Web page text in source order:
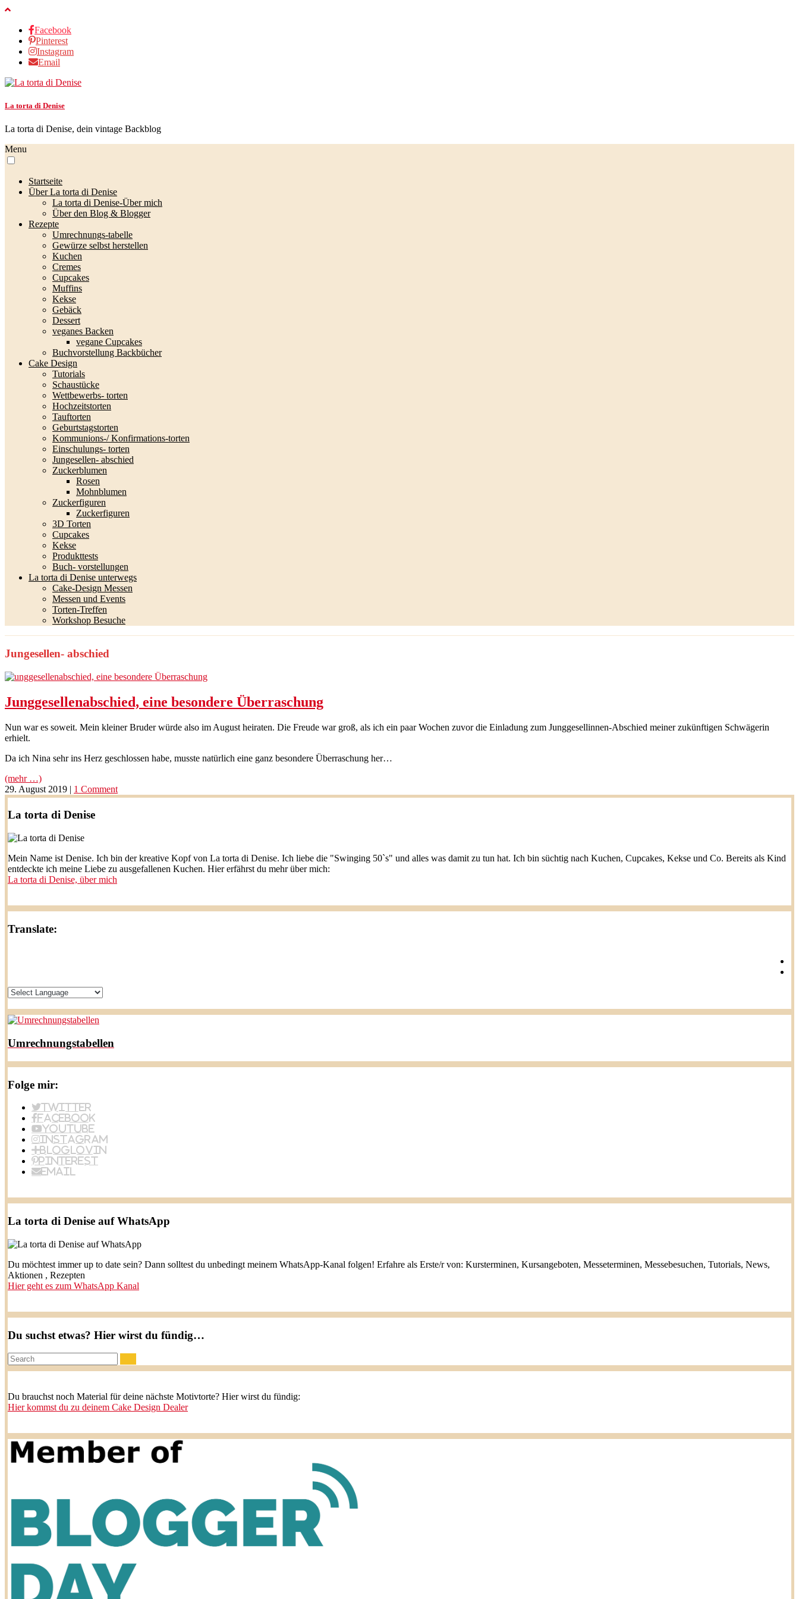
Facebook
Pinterest
Instagram
Email
La torta di Denise
La torta di Denise, dein vintage Backblog
Menu
Startseite
Über La torta di Denise
La torta di Denise-Über mich
Über den Blog & Blogger
Rezepte
Umrechnungs-tabelle
Gewürze selbst herstellen
Kuchen
Cremes
Cupcakes
Muffins
Kekse
Gebäck
Dessert
veganes Backen
vegane Cupcakes
Buchvorstellung Backbücher
Cake Design
Tutorials
Schaustücke
Wettbewerbs- torten
Hochzeitstorten
Tauftorten
Geburtstagstorten
Kommunions-/ Konfirmations-torten
Einschulungs- torten
Jungesellen- abschied
Zuckerblumen
Rosen
Mohnblumen
Zuckerfiguren
Zuckerfiguren
3D Torten
Cupcakes
Kekse
Produkttests
Buch- vorstellungen
La torta di Denise unterwegs
Cake-Design Messen
Messen und Events
Torten-Treffen
Workshop Besuche
Jungesellen- abschied
Junggesellenabschied, eine besondere Überraschung
Nun war es soweit. Mein kleiner Bruder würde also im August heiraten. Die Freude war groß, als ich ein paar Wochen zuvor die Einladung zum Junggesellinnen-Abschied meiner zukünftigen Schwägerin
erhielt.
Da ich Nina sehr ins Herz geschlossen habe, musste natürlich eine ganz besondere Überraschung her…
(mehr …)
29. August 2019 | 1 Comment
La torta di Denise
Mein Name ist Denise. Ich bin der kreative Kopf von La torta di Denise. Ich liebe die "Swinging 50`s" und alles was damit zu tun hat. Ich bin süchtig nach Kuchen, Cupcakes, Kekse und Co. Bereits als Kind
entdeckte ich meine Liebe zu ausgefallenen Kuchen. Hier erfährst du mehr über mich:
La torta di Denise, über mich
Translate:
Umrechnungstabellen
Folge mir:
Twitter
Facebook
YouTube
Instagram
BlogLovin
Pinterest
Email
La torta di Denise auf WhatsApp
Du möchtest immer up to date sein? Dann solltest du unbedingt meinem WhatsApp-Kanal folgen! Erfahre als Erste/r von: Kursterminen, Kursangeboten, Messeterminen, Messebesuchen, Tutorials, News,
Aktionen , Rezepten
Hier geht es zum WhatsApp Kanal
Du suchst etwas? Hier wirst du fündig…
Search:
Du brauchst noch Material für deine nächste Motivtorte? Hier wirst du fündig:
Hier kommst du zu deinem Cake Design Dealer